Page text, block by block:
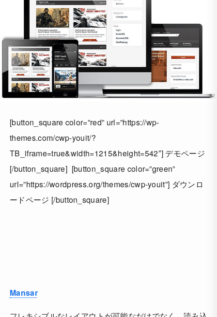
[button_square color=”red” url=”https://wp-
themes.com/cwp-youit/?
TB_iframe=true&width=1215&height=542″] デモページ
[/button_square] [button_square color=”green”
url=”https://wordpress.org/themes/cwp-youit”] ダウンロ
ードページ [/button_square]
Mansar